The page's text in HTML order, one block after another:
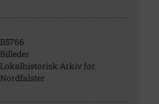
B5766
Billeder
Lokalhistorisk Arkiv for
Nordfalster